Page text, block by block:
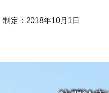
制定：2018年10月1日